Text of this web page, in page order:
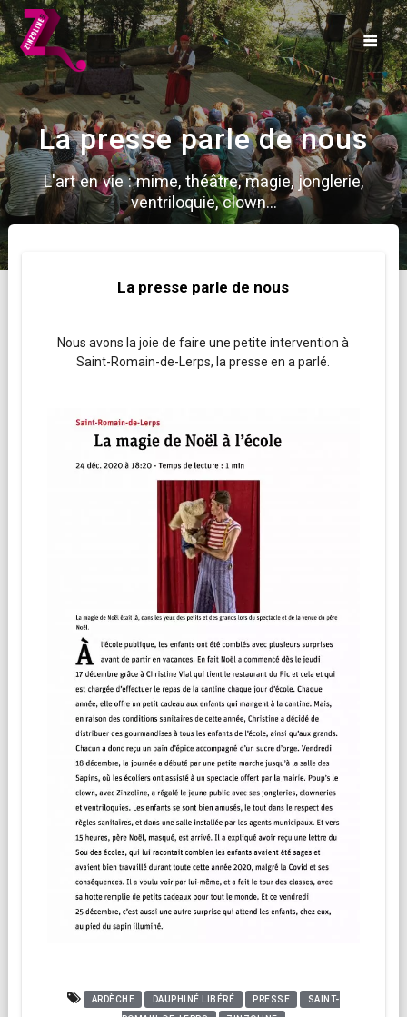
Skip
to
content
La presse parle de nous
L'art en vie : mime, théâtre, magie, jonglerie,
ventriloquie, clown...
La presse parle de nous
Nous avons la joie de faire une petite intervention à
Saint-Romain-de-Lerps, la presse en a parlé.
ARDÈCHE DAUPHINÉ LIBÉRÉ PRESSE
SAINT-